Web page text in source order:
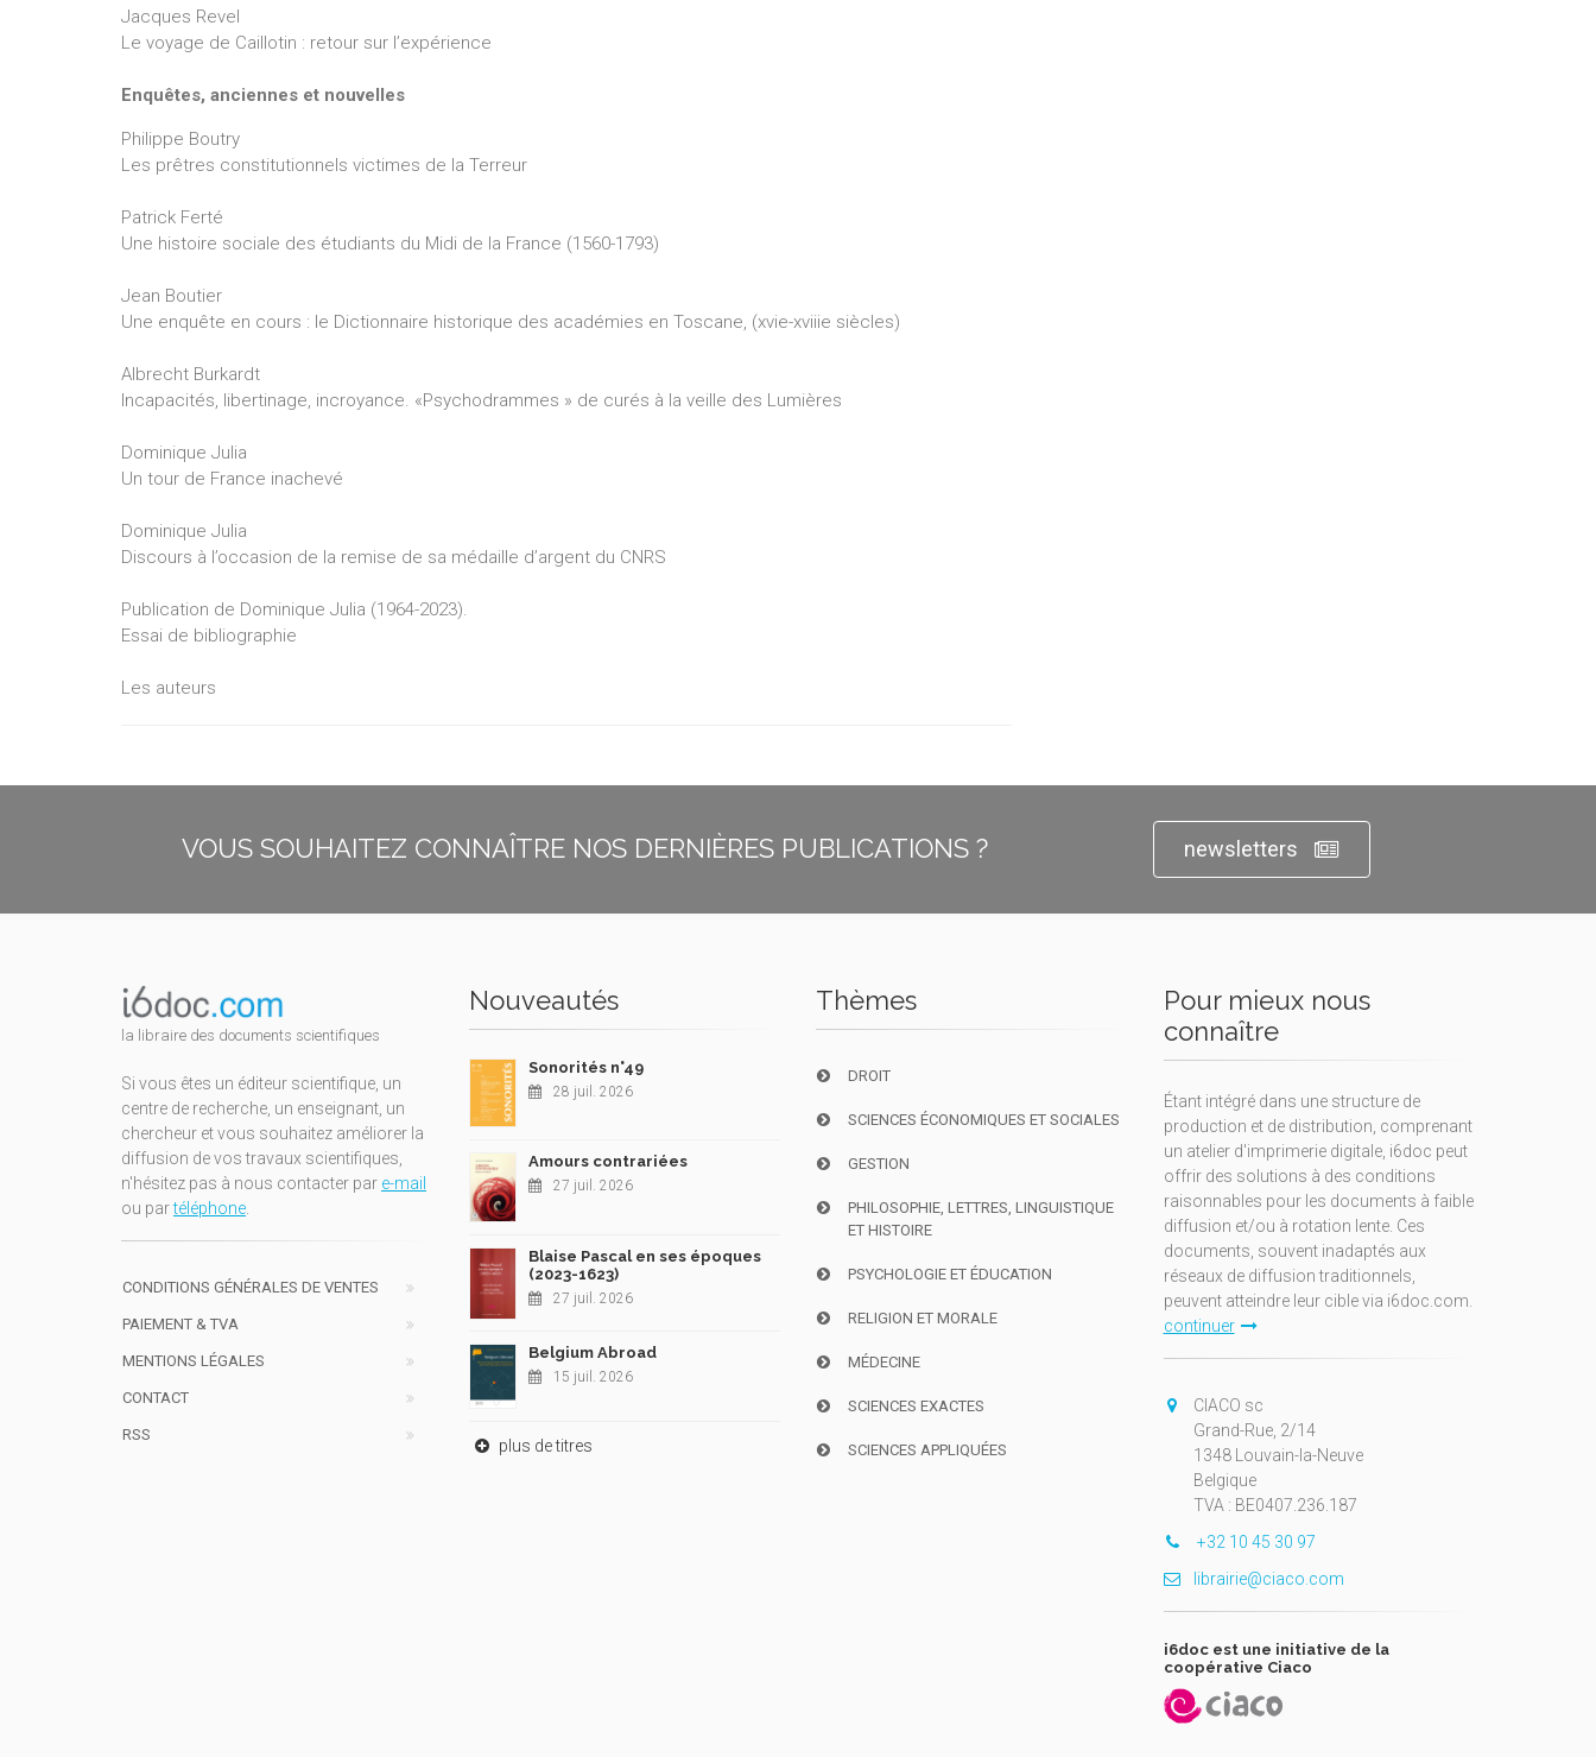
Jacques Revel
Le voyage de Caillotin : retour sur l’expérience
Enquêtes, anciennes et nouvelles
Philippe Boutry
Les prêtres constitutionnels victimes de la Terreur
Patrick Ferté
Une histoire sociale des étudiants du Midi de la France (1560-1793)
Jean Boutier
Une enquête en cours : le Dictionnaire historique des académies en Toscane, (xvie-xviiie siècles)
Albrecht Burkardt
Incapacités, libertinage, incroyance. «Psychodrammes » de curés à la veille des Lumières
Dominique Julia
Un tour de France inachevé
Dominique Julia
Discours à l’occasion de la remise de sa médaille d’argent du CNRS
Publication de Dominique Julia (1964-2023).
Essai de bibliographie
Les auteurs
VOUS SOUHAITEZ CONNAÎTRE NOS DERNIÈRES PUBLICATIONS ? newsletters
la libraire des documents scientifiques
Si vous êtes un éditeur scientifique, un
centre de recherche, un enseignant, un
chercheur et vous souhaitez améliorer la
diffusion de vos travaux scientifiques,
n'hésitez pas à nous contacter par e-mail
ou partéléphone
CONDITIONS GÉNÉRALES DE VENTES
PAIEMENT & TVA
MENTIONS LÉGALES
CONTACT
RSS
Nouveautés
Sonorités n°49
28 juil. 2026
Amours contrariées
27 juil. 2026
Blaise Pascal en ses époques
(2023-1623)
27 juil. 2026
Belgium Abroad
15 juil. 2026
plus de titres
Thèmes
DROIT
SCIENCES ÉCONOMIQUES ET SOCIALES
GESTION
PHILOSOPHIE, LETTRES, LINGUISTIQUE
ET HISTOIRE
PSYCHOLOGIE ET ÉDUCATION
RELIGION ET MORALE
MÉDECINE
SCIENCES EXACTES
SCIENCES APPLIQUÉES
Pour mieux nous
connaître
Étant intégré dans une structure de
production et de distribution, comprenant
un atelier d'imprimerie digitale, i6doc peut
offrir des solutions à des conditions
raisonnables pour les documents à faible
diffusion et/ou à rotation lente. Ces
documents, souvent inadaptés aux
réseaux de diffusion traditionnels,
peuvent atteindre leur cible via i6doc.com.
continuer
CIACO sc
Grand-Rue, 2/14
1348 Louvain-la-Neuve
Belgique
TVA : BE0407.236.187
+32 10 45 30 97
librairie@ciaco.com
i6doc est une initiative de la
coopérative Ciaco